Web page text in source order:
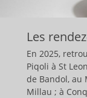
Les
En 2025,
Piqoli à St
de Bandol, au
Millau ; à